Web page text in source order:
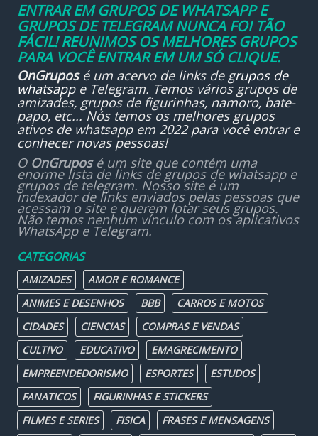
ENTRAR EM GRUPOS DE WHATSAPP E
GRUPOS DE TELEGRAM NUNCA FOI TÃO
FÁCIL! REUNIMOS OS MELHORES GRUPOS
PARA VOCÊ ENTRAR EM UM SÓ CLIQUE.
OnGruposé um acervo de links de grupos de
whatsappe Telegram. Temos vários grupos de
amizades, grupos de figurinhas, namoro, bate-
papo, etc... Nós temos os melhores grupos
ativos de whatsapp em 2022 para você entrar e
conhecer novas pessoas!
O OnGruposé um site que contém uma
enorme lista de links de grupos de whatsapp e
grupos de telegram. Nosso site é um
indexador de links enviados pelas pessoas que
acessam o site e querem lotar seus grupos.
Não temos nenhum vínculo com os aplicativos
WhatsApp e Telegram.
CATEGORIAS
AMIZADES
AMOR E ROMANCE
ANIMES E DESENHOS
BBB
CARROS E MOTOS
CIDADES
CIENCIAS
COMPRAS E VENDAS
CULTIVO
EDUCATIVO
EMAGRECIMENTO
EMPREENDEDORISMO
ESPORTES
ESTUDOS
FANATICOS
FIGURINHAS E STICKERS
FILMES E SERIES
FISICA
FRASES E MENSAGENS